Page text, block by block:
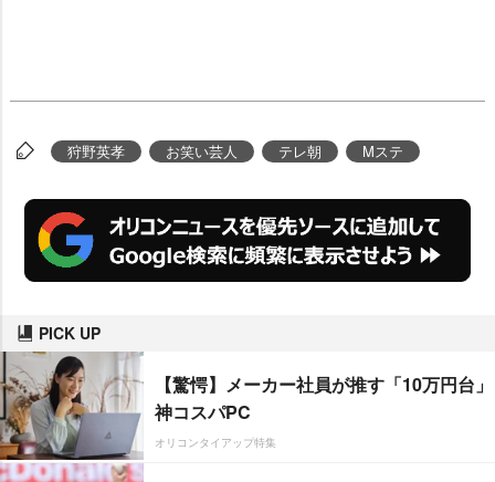
狩野英孝 お笑い芸人 テレ朝 Mステ
PICK UP
【驚愕】メーカー社員が推す「10万円台」
神コスパPC
オリコンタイアップ特集